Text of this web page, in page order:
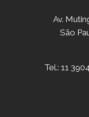
Av.
São
Tel.: 11